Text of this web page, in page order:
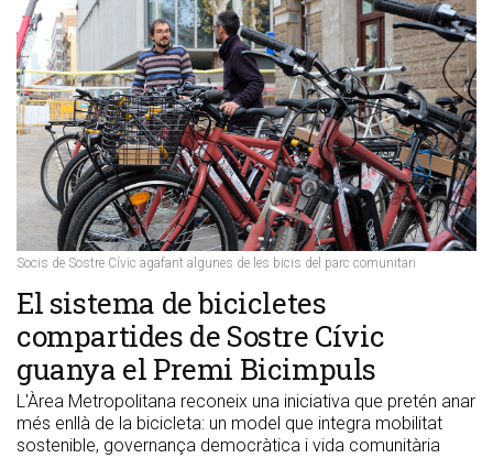
Socis de Sostre Cívic agafant algunes de les bicis del parc comunitari
​El sistema de bicicletes
compartides de Sostre Cívic
guanya el Premi Bicimpuls
L'Àrea Metropolitana reconeix una iniciativa que pretén anar
més enllà de la bicicleta: un model que integra mobilitat
sostenible, governança democràtica i vida comunitària